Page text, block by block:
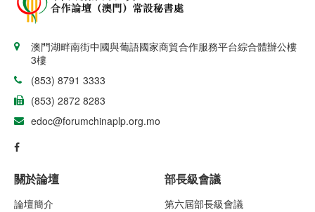
澳門湖畔南街中國與葡語國家商貿合作服務平台綜合體辦公樓
3樓
(853) 8791 3333
(853) 2872 8283
edoc@forumchinaplp.org.mo
關於論壇
論壇簡介
部長級會議
第六屆部長級會議